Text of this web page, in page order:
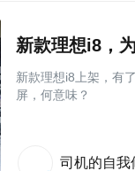
新款理想i8，
新款理想i8上架，有
屏，何意味？
司机的自我